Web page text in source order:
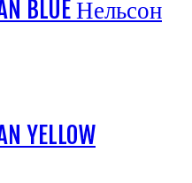
BLUE Нельсон
YELLOW